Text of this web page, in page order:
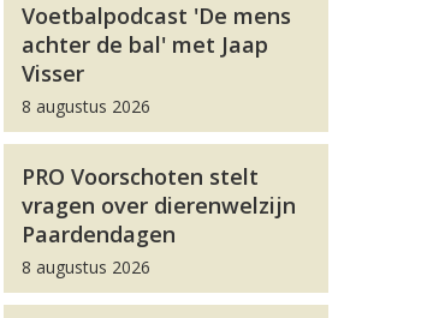
Voetbalpodcast 'De mens
achter de bal' met Jaap
Visser
8 augustus 2026
PRO Voorschoten stelt
vragen over dierenwelzijn
Paardendagen
8 augustus 2026